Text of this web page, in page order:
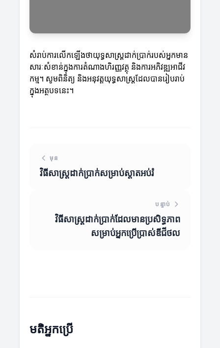
សំរាប់ការលើកឡើងថាយុទ្ធសាស្ត្រដាក់ប្រាក់របស់អ្នកមាន
សារៈសំខាន់ក្នុងការតំណាងហិរញ្ញវត្ថុ និងការអភិវឌ្ឍអាជីវ
កម្ម។ សូមពិនិត្យ និងអនុវត្តយុទ្ធសាស្ត្រដែលបានរៀបរាប់
ក្នុងអត្ថបទនេះ។
មុន
វិធីសាស្ត្រដាក់ប្រាក់សម្រាប់ស្តាតអប់រំ
បន្ទាប់
វិធីសាស្ត្រដាក់ប្រាក់ដែលមានប្រសិទ្ធភាព
សម្រាប់អ្នកប្រើប្រាស់ឌីជីថល
មតិអ្នកប្រើ